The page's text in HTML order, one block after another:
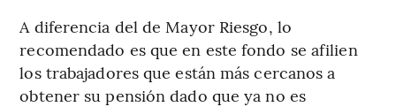
A diferencia del de Mayor Riesgo, lo
recomendado es que en este fondo se afilien
los trabajadores que están más cercanos a
obtener su pensión dado que ya no es